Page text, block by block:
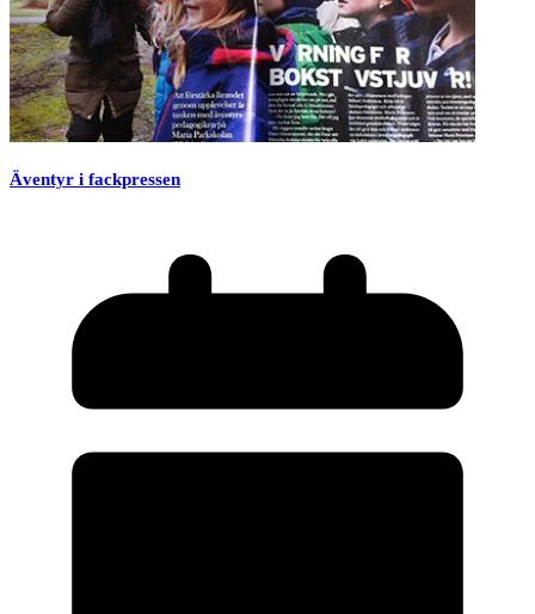
Äventyr i fackpressen